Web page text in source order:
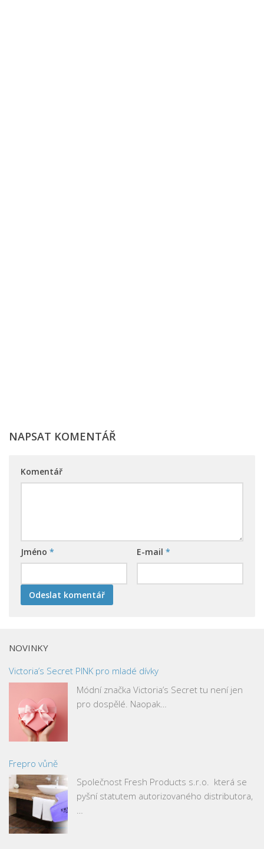
NAPSAT KOMENTÁŘ
Komentář
Jméno * E-mail *
NOVINKY
Victoria’s Secret PINK pro mladé dívky
Módní značka Victoria’s Secret tu není jen
pro dospělé. Naopak…
Frepro vůně
Společnost Fresh Products s.r.o. která se
pyšní statutem autorizovaného distributora,
…